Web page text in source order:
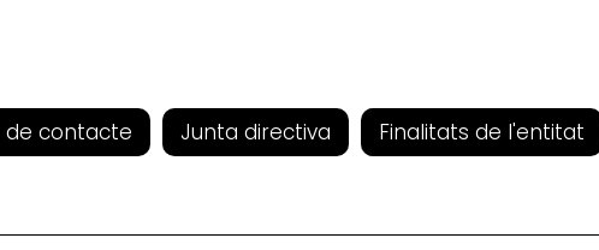
de contacte Junta directiva Finalitats de l'entitat